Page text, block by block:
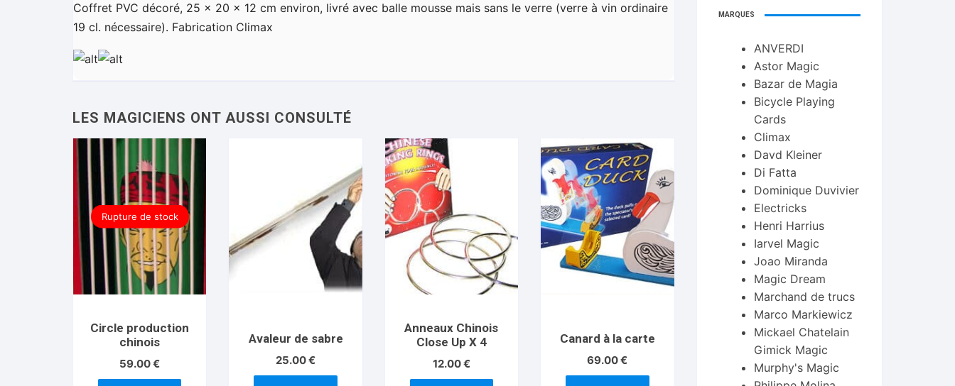
Coffret PVC décoré, 25 x 20 x 12 cm environ, livré avec balle mousse mais sans le verre (verre à vin ordinaire
19 cl. nécessaire). Fabrication Climax
Rupture de stock
Circle production
chinois
59.00€
Avaleur de sabre
25.00€
Anneaux Chinois
Close Up X 4
12.00€
Canard à la carte
69.00€
MARQUES
ANVERDI
Astor Magic
Bazar de Magia
Bicycle Playing
Cards
Climax
Davd Kleiner
Di Fatta
Dominique Duvivier
Electricks
Henri Harrius
Iarvel Magic
Joao Miranda
Magic Dream
Marchand de trucs
Marco Markiewicz
Mickael Chatelain
Gimick Magic
Murphy's Magic